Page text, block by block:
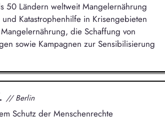
50 Ländern weltweit Mangelernährung
Katastrophenhilfe in Krisengebieten
die Schaffung von
sowie Kampagnen zur Sensibilisierung
// Berlin
Schutz der Menschenrechte